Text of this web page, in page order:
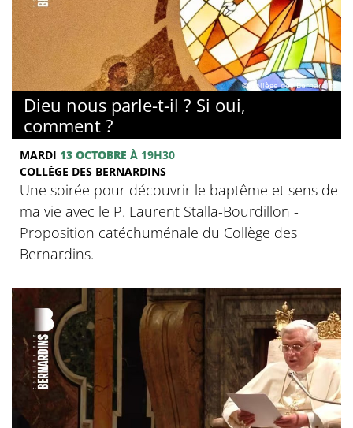
© Collège des Bernardins
Dieu nous parle-t-il ? Si oui,
comment ?
MARDI 13 OCTOBRE À 19H30
COLLÈGE DES BERNARDINS
Une soirée pour découvrir le baptême et sens de
ma vie avec le P. Laurent Stalla-Bourdillon -
Proposition catéchuménale du Collège des
Bernardins.